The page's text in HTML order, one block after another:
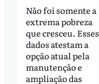
Não foi somente a
extrema pobreza
que cresceu. Esses
dados atestam a
opção atual pela
manutenção e
ampliação das